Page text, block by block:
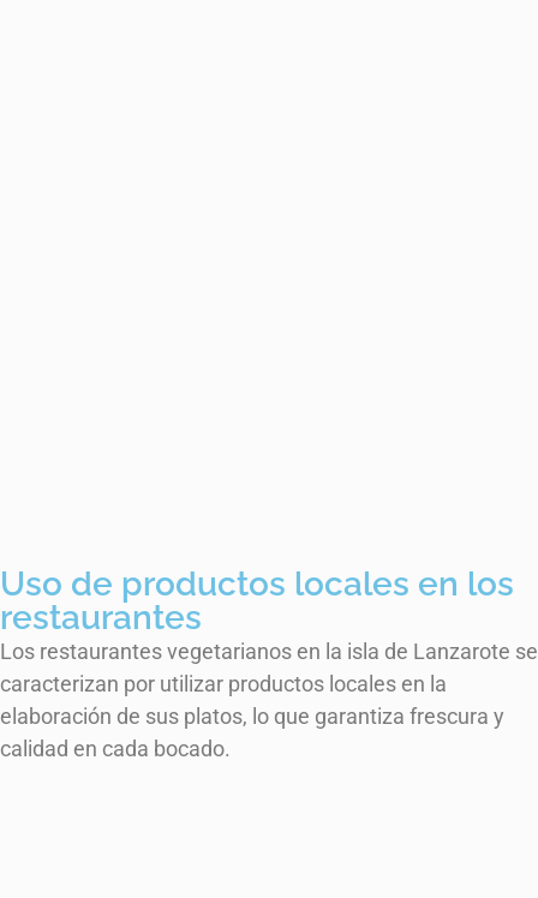
Uso de productos locales en los
restaurantes
Los restaurantes vegetarianos en la isla de Lanzarote se
caracterizan por utilizar productos locales en la
elaboración de sus platos, lo que garantiza frescura y
calidad en cada bocado.